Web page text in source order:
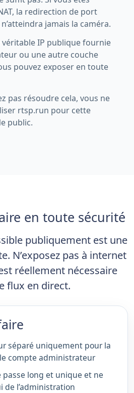
la redirection de port
jamais la caméra.
IP publique fournie
ou une autre couche
pouvez exposer en toute
pas résoudre cela, vous ne
rtsp.run pour cette
public.
en toute sécurité
publiquement est une
N’exposez pas à internet
réellement nécessaire
flux en direct.
séparé uniquement pour la
le compte administrateur
long et unique et ne
de l’administration